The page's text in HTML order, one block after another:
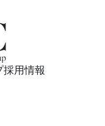
採用情報